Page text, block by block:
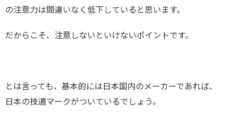
の注意力は間違いなく低下していると思います。
だからこそ、注意しないといけないポイントです。
とは言っても、基本的には日本国内のメーカーであれば、
日本の技適マークがついているでしょう。